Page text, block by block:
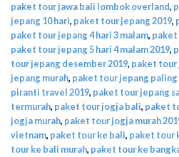
paket tour jawa bali lombok overland,
jepang 10 hari, paket tour jepang 2019,
paket tour jepang 4 hari 3 malam, paket
paket tour jepang 5 hari 4 malam 2019,
tour jepang desember 2019, paket tour
jepang murah, paket tour jepang paling
piranti travel 2019, paket tour jepang
termurah, paket tour jogja bali, paket
jogja murah, paket tour jogja murah
vietnam, paket tour ke bali, paket tour
tour ke bali murah, paket tour ke